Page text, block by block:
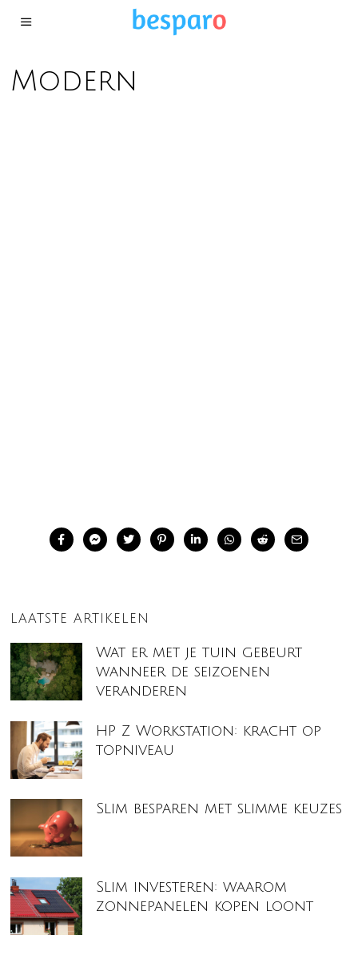
Modern
LAATSTE ARTIKELEN
Wat er met je tuin gebeurt
wanneer de seizoenen
veranderen
HP Z Workstation: kracht op
topniveau
Slim besparen met slimme keuzes
Slim investeren: waarom
zonnepanelen kopen loont